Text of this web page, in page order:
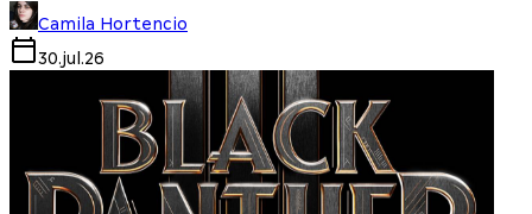
Camila Hortencio
30.jul.26